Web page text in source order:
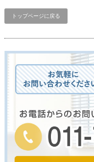
トップページに戻る